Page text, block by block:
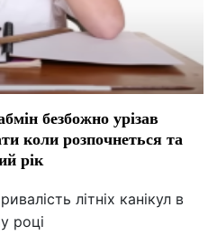
безбожно урізав
коли розпочнеться та
рік
літніх канікул в
році